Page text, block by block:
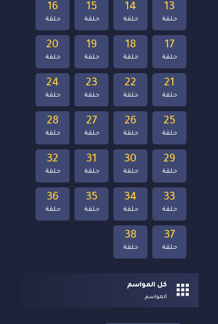
38
حلقة
37
حلقة
36
حلقة
35
حلقة
34
حلقة
33
حلقة
32
حلقة
31
حلقة
30
حلقة
29
حلقة
28
حلقة
27
حلقة
26
حلقة
25
حلقة
24
حلقة
23
حلقة
22
حلقة
21
حلقة
20
حلقة
19
حلقة
18
حلقة
17
حلقة
16
حلقة
15
حلقة
14
حلقة
13
حلقة
كل المواسم
المواسم